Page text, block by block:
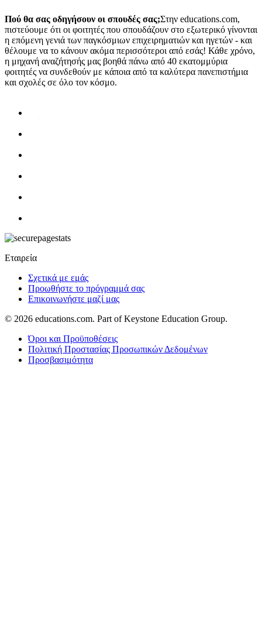
Πού θα σας οδηγήσουν οι σπουδές σας;Στην educations.com,
πιστεύουμε ότι οι φοιτητές που σπουδάζουν στο εξωτερικό γίνονται
η επόμενη γενιά των παγκόσμιων επιχειρηματιών και ηγετών - και
θέλουμε να το κάνουν ακόμα περισσότεροι από εσάς! Κάθε χρόνο,
η μηχανή αναζήτησής μας βοηθά πάνω από 40 εκατομμύρια
φοιτητές να συνδεθούν με κάποια από τα καλύτερα πανεπιστήμια
και σχολές σε όλο τον κόσμο.
Εταιρεία
Σχετικά με εμάς
Προωθήστε το πρόγραμμά σας
Επικοινωνήστε μαζί μας
© 2026 educations.com. Part of Keystone Education Group.
Όροι και Προϋποθέσεις
Πολιτική Προστασίας Προσωπικών Δεδομένων
Προσβασιμότητα